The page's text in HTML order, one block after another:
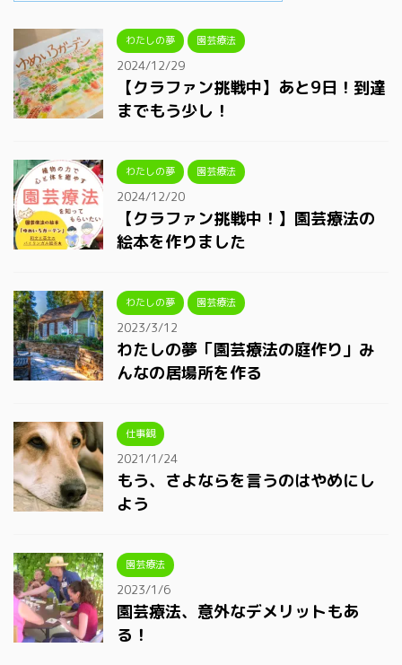
わたしの夢 園芸療法
2024/12/29
【クラファン挑戦中】あと9日！到達
までもう少し！
わたしの夢 園芸療法
2024/12/20
【クラファン挑戦中！】園芸療法の
絵本を作りました
わたしの夢 園芸療法
2023/3/12
わたしの夢「園芸療法の庭作り」み
んなの居場所を作る
仕事観
2021/1/24
もう、さよならを言うのはやめにし
よう
園芸療法
2023/1/6
園芸療法、意外なデメリットもあ
る！